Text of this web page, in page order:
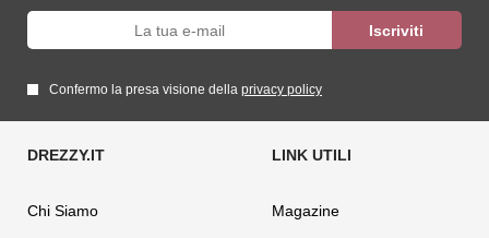
Confermo la presa visione della privacy policy
Chi Siamo Magazine